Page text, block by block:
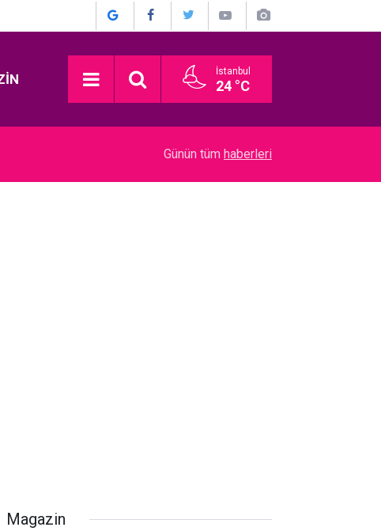
İstanbul
24 °C
Tarık Pabuççuoğlu… AMELİYAT OLDU!
Günün tüm haberleri
Magazin